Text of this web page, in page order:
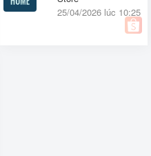
25/04/2026 lúc 10:25